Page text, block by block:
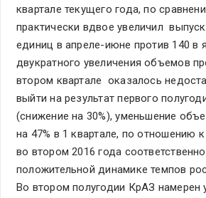
квартале текущего года, по
практически вдвое увеличил
единиц в апреле-июне против 140 в
двукратного увеличения объемов
втором квартале оказалось
выйти на результат первого
(снижение на 30%), уменьшение
на 47% в 1 квартале, по отношению
во втором 2016 года
положительной динамике темпов
Во втором полугодии КрАЗ намерен